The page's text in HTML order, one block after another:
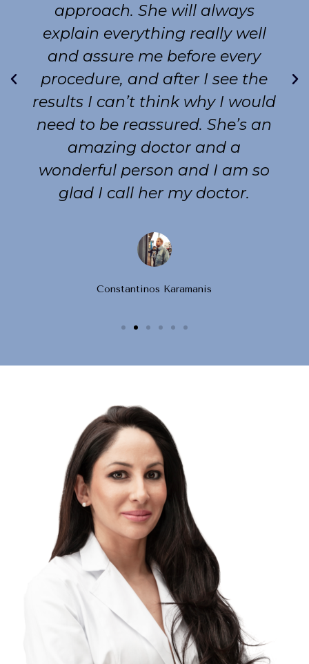
approach. She will always
explain everything really well
and assure me before every
procedure, and after I see the
results I can’t think why I would
need to be reassured. She’s an
amazing doctor and a
wonderful person and I am so
glad I call her my doctor.
Constantinos Karamanis